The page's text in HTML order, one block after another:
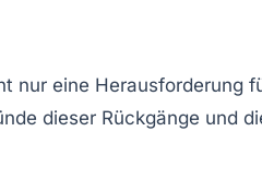
nur eine Herausforderung
dieser Rückgänge und